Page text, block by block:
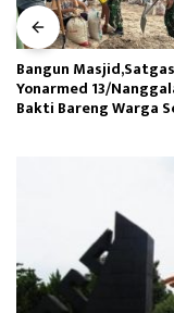
Bangun Masjid,Satgas
Yonarmed 13/
Bakti Bareng Warga